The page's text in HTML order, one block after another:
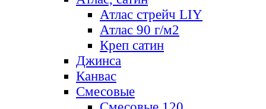
Атлас стрейч LIY
Атлас 90 г/м2
Креп сатин
Джинса
Канвас
Смесовые